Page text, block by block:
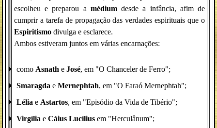
escolheu e preparou a médiumdesde a infância, afim de
cumprir a tarefa de propagação das verdades espirituais que o
Espiritismo divulga e esclarece.
Ambos estiveram juntos em várias encarnações:
como Asnath e José, em "O Chanceler de Ferro";
Smaragda e Mernephtah, em "O Faraó Mernephtah";
Lélia e Astartos, em "Episódio da Vida de Tibério";
Virgília e Cáius Lucílius em "Herculânum";